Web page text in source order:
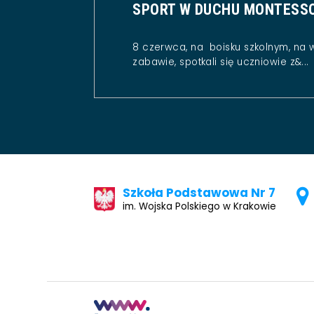
SPORT W DUCHU
8 czerwca, na boisku szkolnym, na
zabawie, spotkali się uczniowie z&...
Szkoła Podstawowa Nr 7
im. Wojska Polskiego w Krakowie